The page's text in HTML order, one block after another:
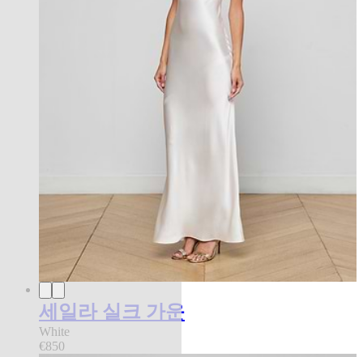
세일라 실크 가운
White
€850